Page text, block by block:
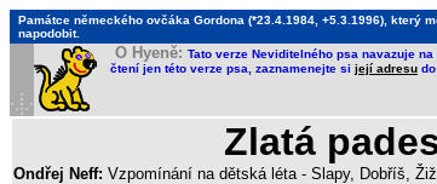
Památce německého ovčáka Gordona (*23.4.1984, +5.3.1996),
napodobit.
O Hyeně: Tato verze Neviditelného psa navazuje
čtení jen této verze psa, zaznamenejte si její adresu
Zlatá
Ondřej Neff: Vzpomínání na dětská léta - Slapy, Dobříš,